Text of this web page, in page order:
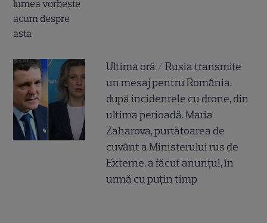
Ultima oră / Rusia transmite
un mesaj pentru România,
după incidentele cu drone, din
ultima perioadă. Maria
Zaharova, purtătoarea de
cuvânt a Ministerului rus de
Externe, a făcut anunțul, în
urmă cu puțin timp